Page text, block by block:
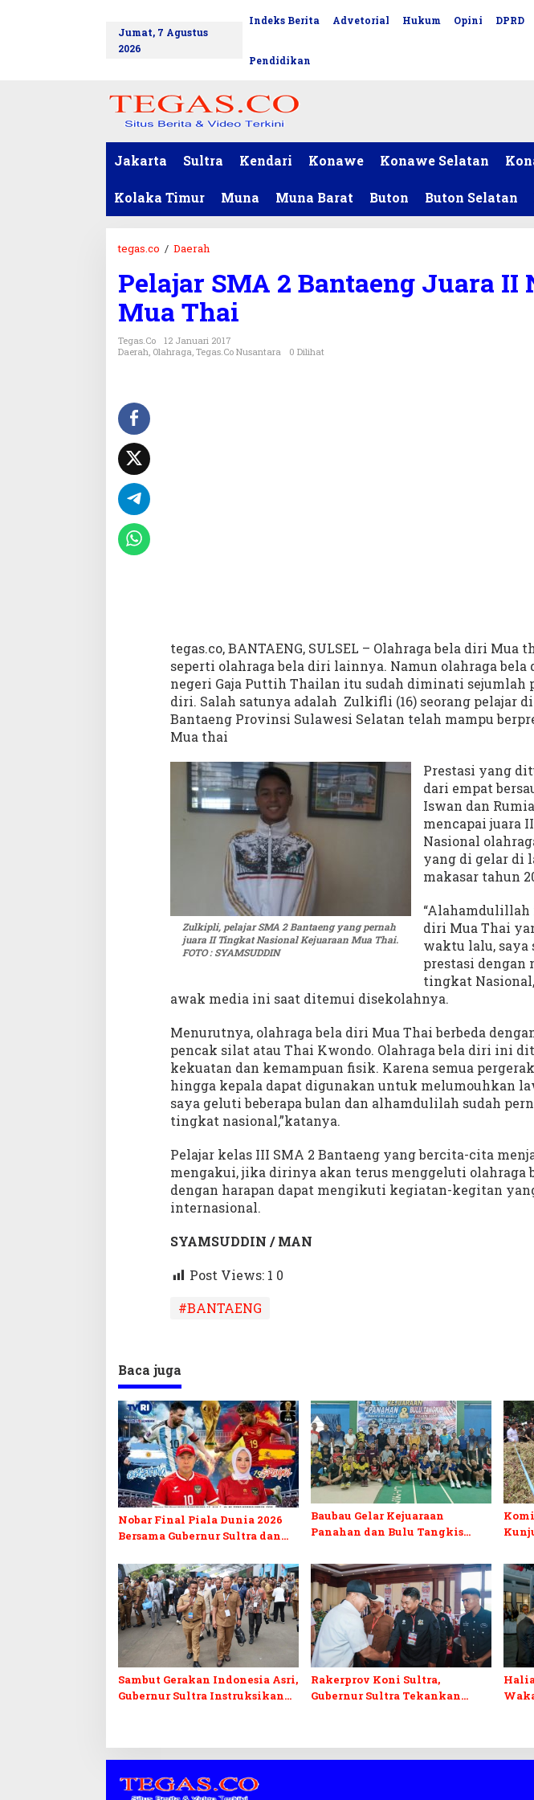
Jumat, 7 Agustus
2026
Indeks Berita Advetorial Hukum Opini DPRD
Pendidikan
Jakarta Sultra Kendari Konawe Konawe Selatan
Kolaka Timur Muna Muna Barat Buton Buton Selatan
tegas.co / Daerah
a
j
r
S
I
N
a
s
i
o
n
a
l
M
u
Pelajar SMA 2 Bantaeng Juara II
Mua Thai
Tegas.co
12 Januari 2017
Daerah, Olahraga, Tegas.co Nusantara 0 Dilihat
tegas.co, BANTAENG, SULSEL – Olahraga bela diri Mua
seperti olahraga bela diri lainnya. Namun olahraga bela
negeri Gaja Puttih Thailan itu sudah diminati sejumlah
diri. Salah satunya adalah Zulkifli (16) seorang pelajar
Bantaeng Provinsi Sulawesi Selatan telah mampu
Mua thai
Zulkipli, pelajar SMA 2 Bantaeng yang pernah
juara II Tingkat Nasional Kejuaraan Mua Thai.
FOTO : SYAMSUDDIN
Prestasi yang
dari empat
Iswan dan
mencapai juara
Nasional
yang di gelar di
makasar tahun
“Alahamdulillah
diri Mua Thai
waktu lalu, saya
prestasi dengan
tingkat
awak media ini saat ditemui disekolahnya.
Menurutnya, olahraga bela diri Mua Thai berbeda
pencak silat atau Thai Kwondo. Olahraga bela diri ini
kekuatan dan kemampuan fisik. Karena semua
hingga kepala dapat digunakan untuk melumouhkan
saya geluti beberapa bulan dan alhamdulilah sudah
tingkat nasional,”katanya.
Pelajar kelas III SMA 2 Bantaeng yang bercita-cita
mengakui, jika dirinya akan terus menggeluti olahraga
dengan harapan dapat mengikuti kegiatan-kegitan
internasional.
SYAMSUDDIN / MAN
Post Views: 1 0
#BANTAENG
Baca juga
Nobar Final Piala Dunia 2026
Bersama Gubernur Sultra dan
Baubau Gelar Kejuaraan
Panahan dan Bulu Tangkis
Berprestasi
Sambut Gerakan Indonesia Asri,
Gubernur Sultra Instruksikan
Rakerprov Koni Sultra,
Gubernur Sultra Tekankan